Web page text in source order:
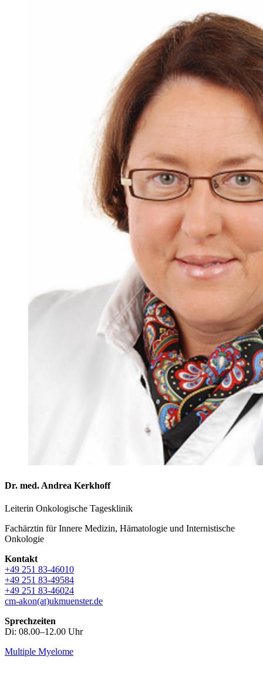
Dr. med. Andrea Kerkhoff
Leiterin Onkologische Tagesklinik
Fachärztin für Innere Medizin, Hämatologie und Internistische
Onkologie
Kontakt
+49 251 83-46010
+49 251 83-49584
+49 251 83-46024
cm-akon(at)ukmuenster.de
Sprechzeiten
Di: 08.00–12.00 Uhr
Multiple Myelome